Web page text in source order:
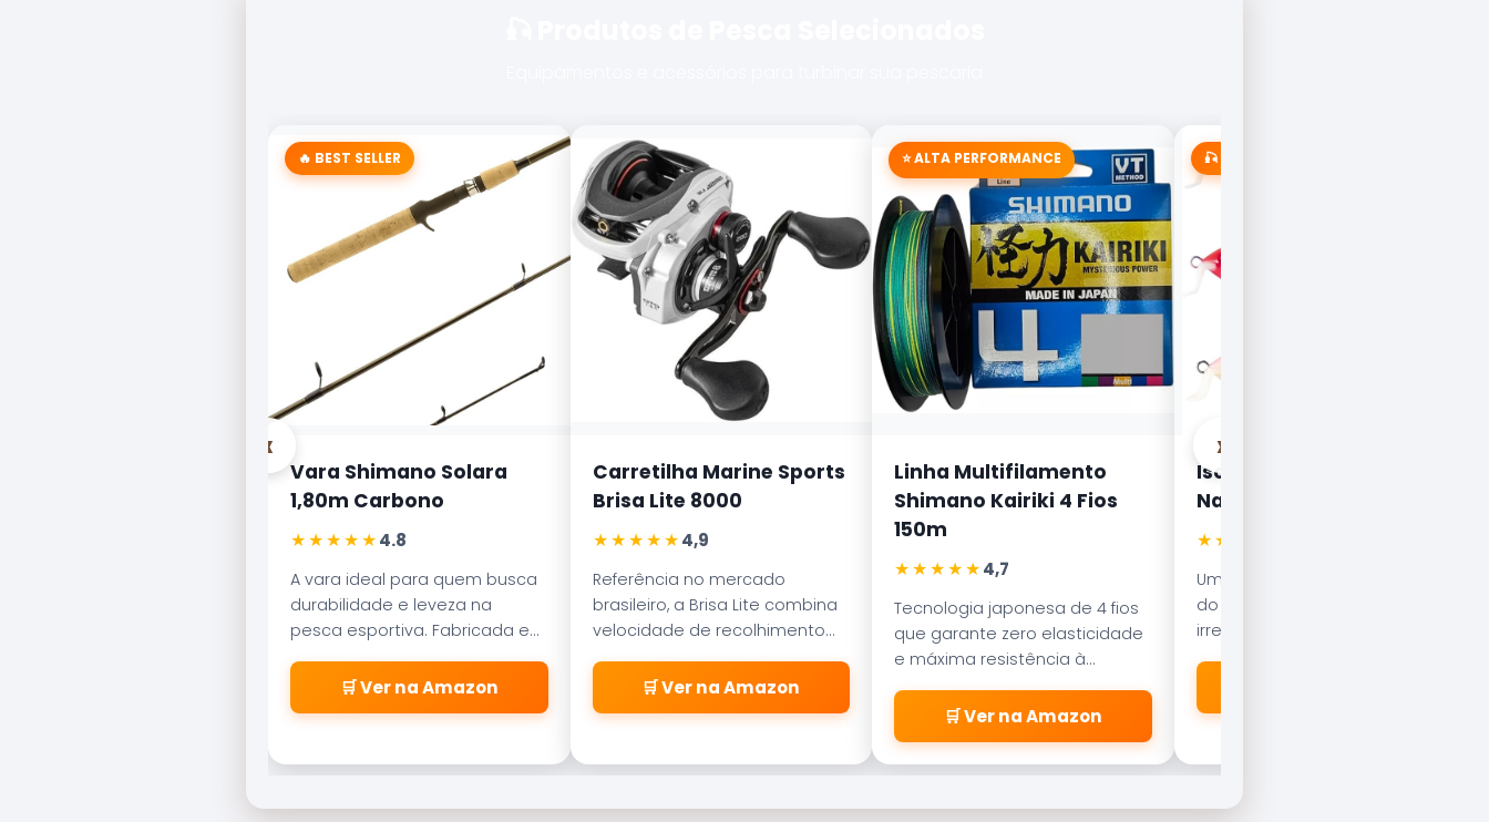
‹
🔥 BEST SELLER
Vara Shimano Solara
1,80m Carbono
★★★★★4.8
A vara ideal para quem busca
durabilidade e leveza na
pesca esportiva. Fabricada em
carbono aeroglass, oferece
sensibilidade incrível para
fisgadas precisas.
🛒 Ver na Amazon
Carretilha Marine Sports
Brisa Lite 8000
★★★★★4,9
Referência no mercado
brasileiro, a Brisa Lite combina
velocidade de recolhimento
com um sistema de freio
magnético que evita as
famosas
\\\\\\\\\\\\\\\\\\\\\\\\\
🛒 Ver na Amazon
⭐ ALTA PERFORMANCE
Linha Multifilamento
Shimano Kairiki 4 Fios
150m
★★★★★4,7
Tecnologia japonesa de 4 fios
que garante zero elasticidade
e máxima resistência à
abrasão. Desliza suavemente
pelos passadores.
🛒 Ver na Amazon
🎣 MAIS VENDIDA
Isca Artificial Nelson
Nakamura Curisco 70
★★★★★
Uma das iscas mais famosas
do Brasil. Com nado errático, é
irresistível para o Tucunaré e o
Robalo. Essencial em qualquer
›